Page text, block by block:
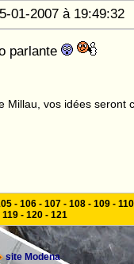
01-2007 à
parlante
Millau, vos idées seront
- 106 - 107 - 108 - 109 - 110
119 - 120 - 121
site Modena